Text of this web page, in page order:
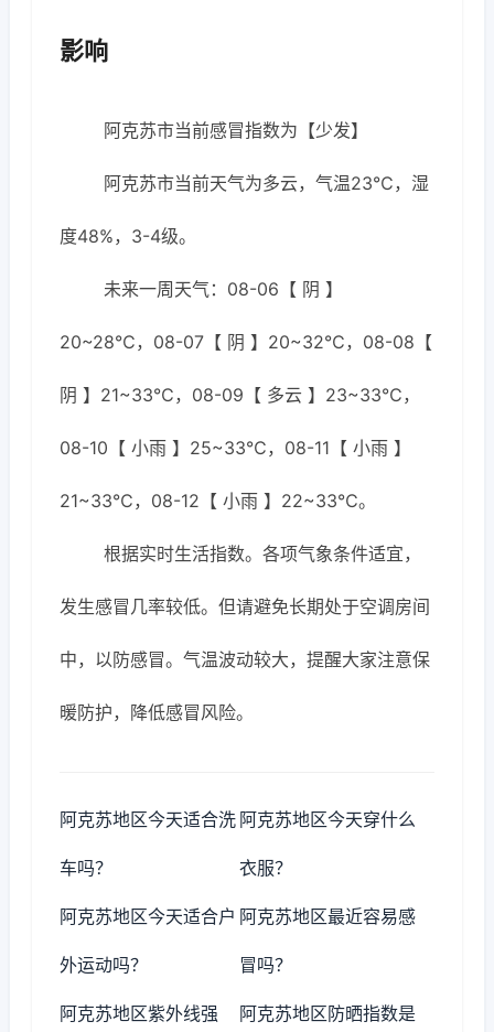
影响
阿克苏市当前感冒指数为【少发】
阿克苏市当前天气为多云，气温23℃，湿
度48%，3-4级。
未来一周天气：08-06【 阴 】
20~28℃，08-07【 阴 】20~32℃，08-08【
阴 】21~33℃，08-09【 多云 】23~33℃，
08-10【 小雨 】25~33℃，08-11【 小雨 】
21~33℃，08-12【 小雨 】22~33℃。
根据实时生活指数。各项气象条件适宜，
发生感冒几率较低。但请避免长期处于空调房间
中，以防感冒。气温波动较大，提醒大家注意保
暖防护，降低感冒风险。
阿克苏地区今天适合洗
车吗？
阿克苏地区今天穿什么
衣服？
阿克苏地区今天适合户
外运动吗？
阿克苏地区最近容易感
冒吗？
阿克苏地区紫外线强 阿克苏地区防晒指数是